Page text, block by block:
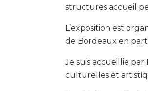
structures accueil
L’exposition est
de Bordeaux en
Je suis accueillie par
culturelles et